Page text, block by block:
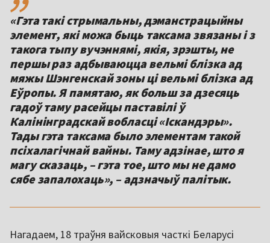
«Гэта такі стрымальны, дэманстрацыйны
элемент, які можа быць таксама звязаны і з
такога тыпу вучэннямі, якія, зрэшты, не
першы раз адбываюцца вельмі блізка ад
мяжы Шэнгенскай зоны ці вельмі блізка ад
Еўропы. Я памятаю, як больш за дзесяць
гадоў таму расейцы паставілі ў
Калінінградскай вобласці «Іскандэры».
Тады гэта таксама было элементам такой
псіхалагічнай вайны. Таму адзінае, што я
магу сказаць, – гэта тое, што мы не дамо
сябе запалохаць», – адзначыў палітык.
Нагадаем, 18 траўня вайсковыя часткі Беларусі